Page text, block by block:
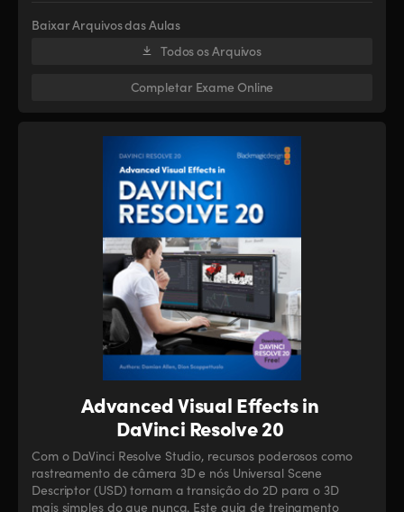
Baixar Arquivos das Aulas
Todos os Arquivos
Completar Exame Online
Advanced Visual Effects in
DaVinci Resolve 20
Com o DaVinci Resolve Studio, recursos poderosos como
rastreamento de câmera 3D e nós Universal Scene
Descriptor (USD) tornam a transição do 2D para o 3D
mais simples do que nunca. Este guia de treinamento